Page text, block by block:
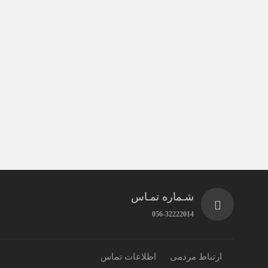
شـماره تمـاس
056-32222014
ارتباط مردمی اطلاعات تماس